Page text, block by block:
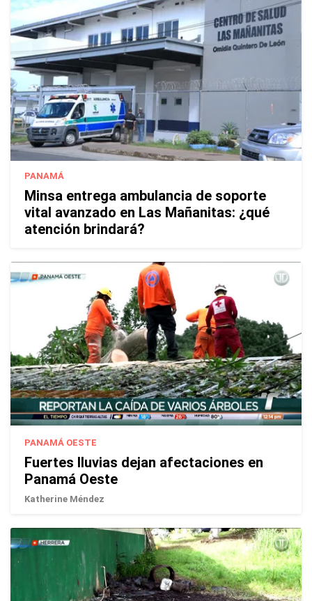
PANAMÁ
Minsa entrega ambulancia de soporte
vital avanzado en Las Mañanitas: ¿qué
atención brindará?
PANAMÁ OESTE
Fuertes lluvias dejan afectaciones en
Panamá Oeste
Katherine Méndez